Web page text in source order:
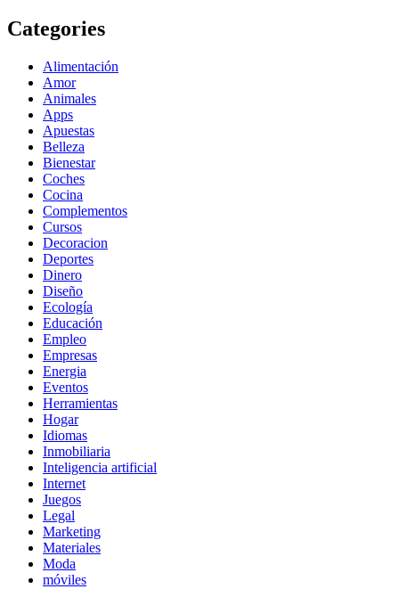
Categories
Alimentación
Amor
Animales
Apps
Apuestas
Belleza
Bienestar
Coches
Cocina
Complementos
Cursos
Decoracion
Deportes
Dinero
Diseño
Ecología
Educación
Empleo
Empresas
Energia
Eventos
Herramientas
Hogar
Idiomas
Inmobiliaria
Inteligencia artificial
Internet
Juegos
Legal
Marketing
Materiales
Moda
móviles